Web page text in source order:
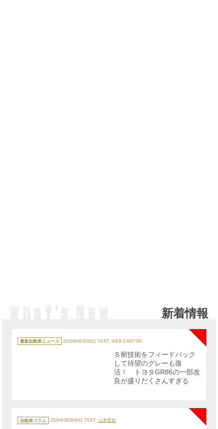
新着情報
テ
ゴ
最新自動車ニュース 2026年08月06日 TEXT: WEB CARTOP
NEW
Ｓ耐技術をフィードバック
して待望のグレーも復
活！ トヨタGR86の一部改
良が盛りだくさんすぎる
テ
ゴ
自動車コラム 2026年08月06日 TEXT: 山本晋也